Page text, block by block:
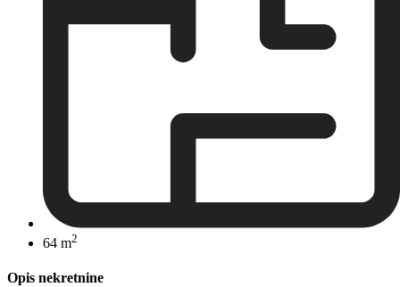
64 m2
Opis nekretnine